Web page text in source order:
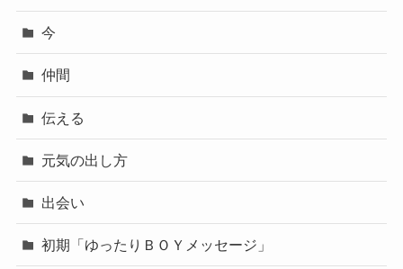
今
仲間
伝える
元気の出し方
出会い
初期「ゆったりＢＯＹメッセージ」